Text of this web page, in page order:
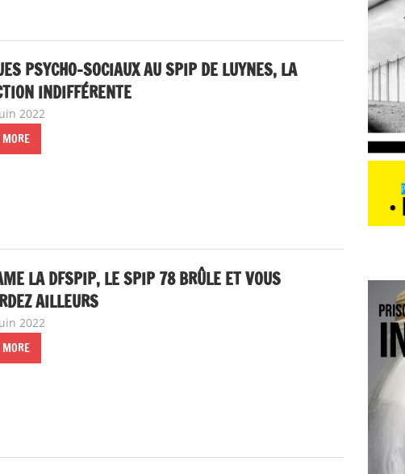
PSYCHO-SOCIAUX AU SPIP DE LUYNES, LA
INDIFFÉRENTE
2022
LA DFSPIP, LE SPIP 78 BRÛLE ET VOUS
AILLEURS
2022